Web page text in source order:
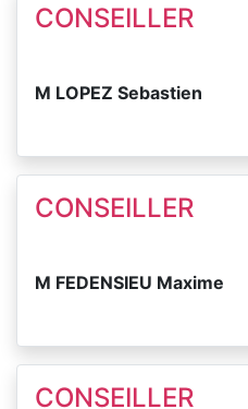
CONSEILLER
M LOPEZ Sebastien
CONSEILLER
M FEDENSIEU Maxime
CONSEILLER